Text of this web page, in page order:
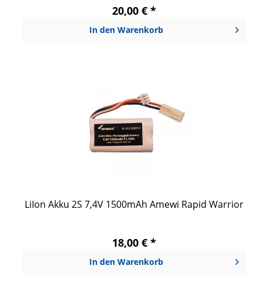
20,00 € *
In den Warenkorb
LiIon Akku 2S 7,4V 1500mAh Amewi Rapid Warrior
18,00 € *
In den Warenkorb